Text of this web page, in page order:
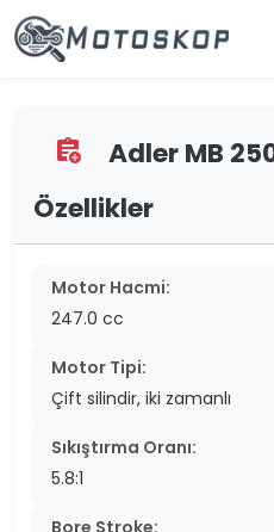
assignment_add
Adler MB
Özellikler
Motor Hacmi:
247.0 cc
Motor Tipi:
Çift silindir, iki zamanlı
Sıkıştırma Oranı:
5.8:1
Bore Stroke: